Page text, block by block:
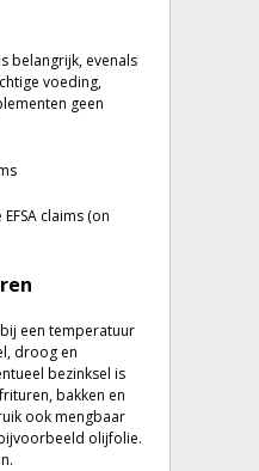
belangrijk, evenals
voeding,
geen
claims (on
een temperatuur
droog en
bezinksel is
bakken en
ook mengbaar
olijfolie.